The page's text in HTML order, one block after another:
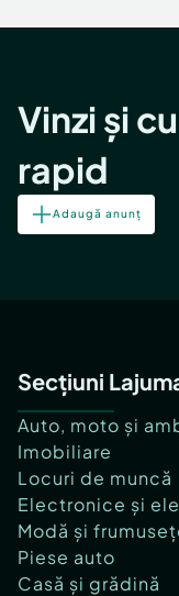
Servicii
Inchiriere Bunuri
Vinzi și
rapid
Adaugă anunț
Secțiuni
Auto, moto și
Imobiliare
Locuri de muncă
Electronice și
Modă și
Piese auto
Casă și grădină